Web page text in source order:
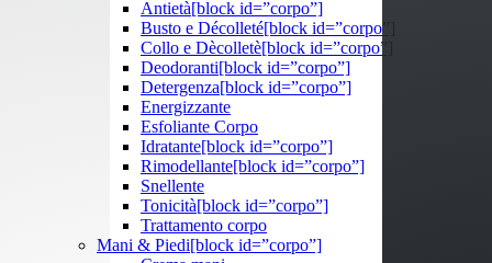
Antietà[block id=”corpo”]
Busto e Décolleté[block id=”corpo”]
Collo e Dècolletè[block id=”corpo”]
Deodoranti[block id=”corpo”]
Detergenza[block id=”corpo”]
Energizzante
Esfoliante Corpo
Idratante[block id=”corpo”]
Rimodellante[block id=”corpo”]
Snellente
Tonicità[block id=”corpo”]
Trattamento corpo
Mani & Piedi[block id=”corpo”]